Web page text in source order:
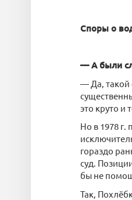
Споры о
— А были
— Да, такой
это круто и
Но в 1978 г.
гораздо
суд.
бы не
Так,